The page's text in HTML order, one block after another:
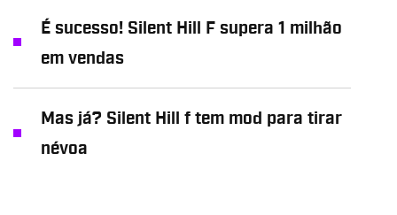
É sucesso! Silent Hill F supera 1 milhão
em vendas
Mas já? Silent Hill f tem mod para tirar
névoa